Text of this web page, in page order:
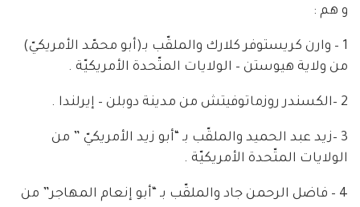
و هم :
1 – وارن كريستوفر كلارك والملقّب بـ(أبو محمّد الأمريكيّ)
من ولاية هيوستن – الولايات المتّحدة الأمريكيّة .
2 –الكسندر روزماتوفيتش من مدينة دوبلن – إيرلندا .
3 –زيد عبد الحميد والملقّب بـ “أبو زيد الأمريكيّ ” من
الولايات المتّحدة الأمريكيّة .
4 – فاضل الرحمن جاد والملقّب بـ “أبو إنعام المهاجر” من